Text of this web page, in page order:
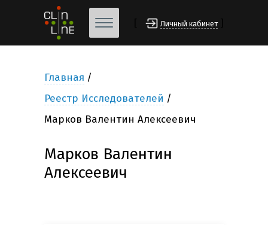
Личный кабинет
Главная
Реестр Исследователей
Марков Валентин Алексеевич
Марков Валентин
Алексеевич